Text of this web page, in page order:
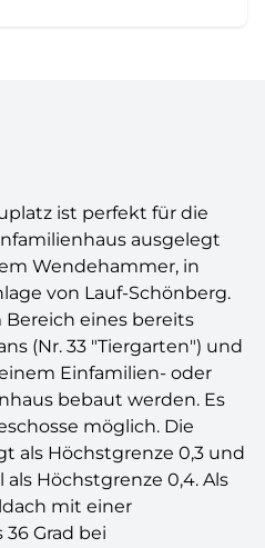
ist perfekt für die
ausgelegt
Wendehammer, in
von Lauf-Schönberg.
eines bereits
(Nr. 33 "Tiergarten") und
Einfamilien- oder
bebaut werden. Es
möglich. Die
als Höchstgrenze 0,3 und
Höchstgrenze 0,4. Als
mit einer
Grad bei